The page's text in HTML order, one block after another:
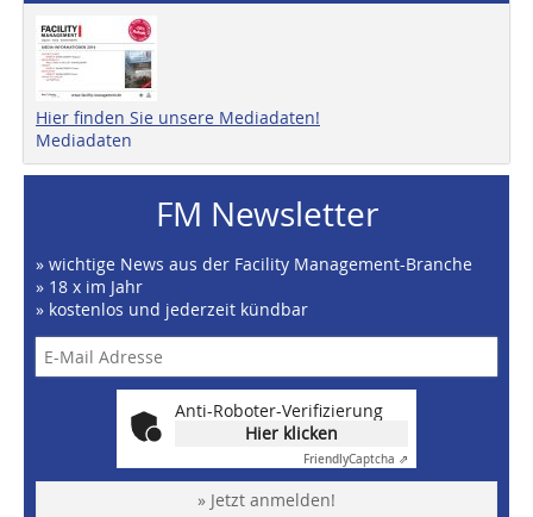
Hier finden Sie unsere Mediadaten!
Mediadaten
FM Newsletter
» wichtige News aus der Facility Management-Branche
» 18 x im Jahr
» kostenlos und jederzeit kündbar
Anti-Roboter-Verifizierung
Hier klicken
FriendlyCaptcha ⇗
» Jetzt anmelden!